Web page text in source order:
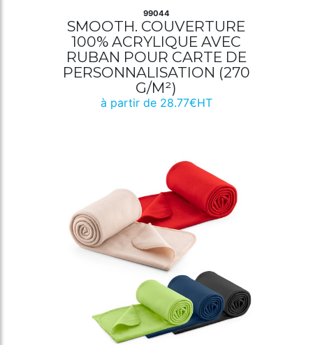
99044
SMOOTH. COUVERTURE
100% ACRYLIQUE AVEC
RUBAN POUR CARTE DE
PERSONNALISATION (270
G/M²)
à partir de 28.77€HT